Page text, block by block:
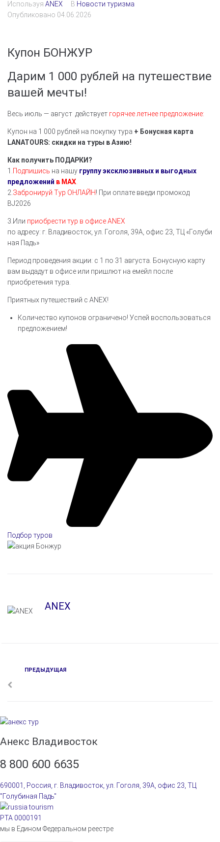
Используя ANEX В Новости туризма
Опубликовано 04.06.2026
Купон БОНЖУР
Дарим 1 000 рублей на путешествие
вашей мечты!
Весь июль — август действует горячее летнее предложение:
Купон на 1 000 рублей на покупку тура + Бонусная карта
LANATOURS: скидки на туры вАзию!
​Как получить ПОДАРКИ?
​1. Подпишись на нашу группу эксклюзивных и выгодных
предложений в MAX
2 Забронируй Тур ОНЛАЙН! При оплате введи промокод
BJ2026
3.Или приобрести тур в офисеANEX
по адресу: г. Владивосток, ул. Гоголя, 39А, офис 23, ТЦ
«Голуби
ная Падь»
​Период проведения акции: с 1 по 31 августа. Бонусную карту
вам выдадут в офисе или пришлют на емейл после
приобретения тура.
Приятных путешествий с ANEX!
Количество купонов ограничено! Успей воспользоваться
предложением!
Подбор туров
ANEX
Н
г
а
и
я
п
П
д
щ
а
я
ПРЕДЫДУЩАЯ
Анекс Владивосток
8 800 600 6635
690001, Россия, г. Владивосток, ул. Гоголя, 39А, офис 23, ТЦ
"Голубиная Падь"
РТА 0000191
мы в Едином Федеральном реестре